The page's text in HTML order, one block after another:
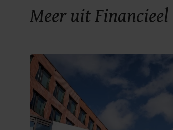
Meer uit Financieel